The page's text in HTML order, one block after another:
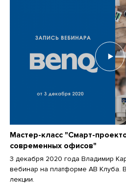
Мастер-класс "Смарт-
современных офисов"
3 декабря 2020 года Владимир
вебинар на платформе АВ Клуба.
лекции.